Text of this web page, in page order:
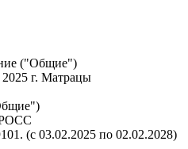
("Общие")
г. Матрацы
РОСС
(с 03.02.2025 по 02.02.2028)